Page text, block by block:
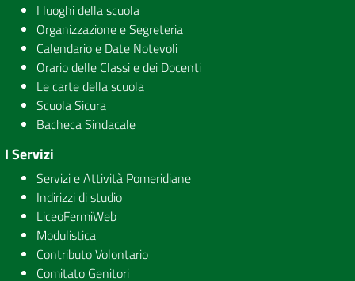
I luoghi della scuola
Organizzazione e Segreteria
Calendario e Date Notevoli
Orario delle Classi e dei Docenti
Le carte della scuola
Scuola Sicura
Bacheca Sindacale
I Servizi
Servizi e Attività Pomeridiane
Indirizzi di studio
LiceoFermiWeb
Modulistica
Contributo Volontario
Comitato Genitori